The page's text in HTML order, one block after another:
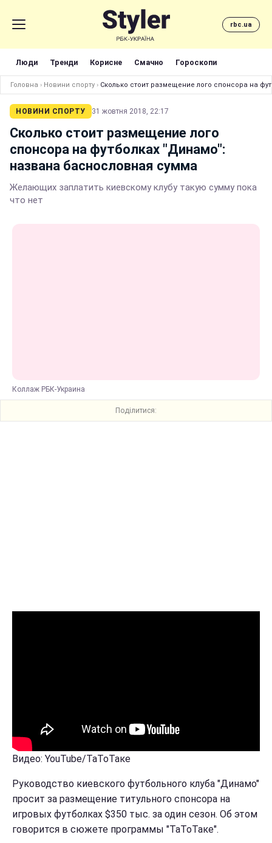
rbc.ua
Люди Тренди Корисне Смачно Гороскопи
Головна › Новини спорту › Сколько стоит размещение лого спонсора на
НОВИНИ СПОРТУ 31 жовтня 2018, 22:17
Сколько стоит размещение лого
спонсора на футболках "Динамо":
названа баснословная сумма
Желающих заплатить киевскому клубу такую сумму пока
что нет
Коллаж РБК-Украина
Поділитися:
Видео: YouTube/ТаТоТаке
Руководство киевского футбольного клуба "Динамо"
просит за размещение титульного спонсора на
игровых футболках $350 тыс. за один сезон. Об этом
говорится в сюжете программы "ТаТоТаке".